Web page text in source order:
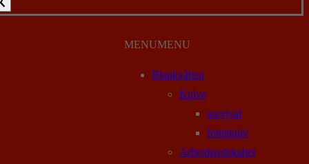
MENUMENU
Blankvåben
Knive
survival
foldekniv
Arbejdsredskaber